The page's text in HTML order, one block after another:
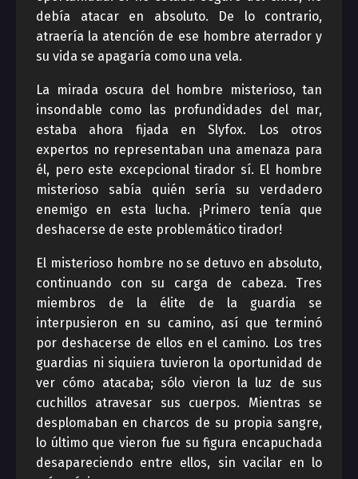
debía atacar en absoluto. De lo contrario,
atraería la atención de ese hombre aterrador y
su vida se apagaría como una vela.
La mirada oscura del hombre misterioso, tan
insondable como las profundidades del mar,
estaba ahora fijada en Slyfox. Los otros
expertos no representaban una amenaza para
él, pero este excepcional tirador sí. El hombre
misterioso sabía quién sería su verdadero
enemigo en esta lucha. ¡Primero tenía que
deshacerse de este problemático tirador!
El misterioso hombre no se detuvo en absoluto,
continuando con su carga de cabeza. Tres
miembros de la élite de la guardia se
interpusieron en su camino, así que terminó
por deshacerse de ellos en el camino. Los tres
guardias ni siquiera tuvieron la oportunidad de
ver cómo atacaba; sólo vieron la luz de sus
cuchillos atravesar sus cuerpos. Mientras se
desplomaban en charcos de su propia sangre,
lo último que vieron fue su figura encapuchada
desapareciendo entre ellos, sin vacilar en lo